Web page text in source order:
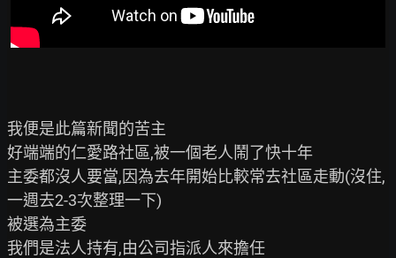
我便是此篇新聞的苦主
好端端的仁愛路社區,被一個老人鬧了快十年
主委都沒人要當,因為去年開始比較常去社區走動(沒住,
一週去2-3次整理一下)
被選為主委
我們是法人持有,由公司指派人來擔任